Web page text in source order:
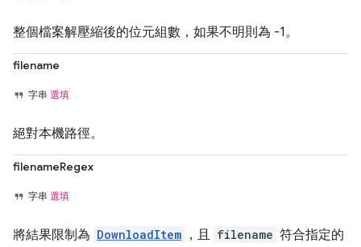
整個檔案解壓縮後的位元組數，如果不明則為 -1。
filename
字串 選填
絕對本機路徑。
filenameRegex
字串 選填
將結果限制為 DownloadItem ，且 filename 符合指定的